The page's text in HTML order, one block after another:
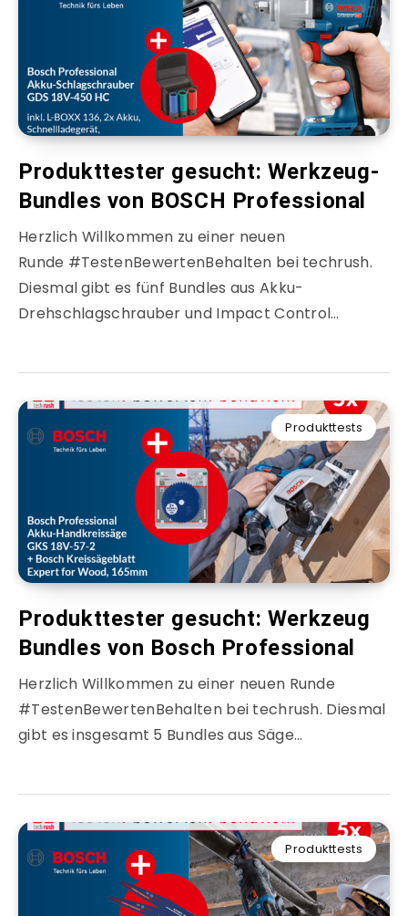
Produkttester gesucht: Werkzeug-
Bundles von BOSCH Professional
Herzlich Willkommen zu einer neuen
Runde #TestenBewertenBehalten bei techrush.
Diesmal gibt es fünf Bundles aus Akku-
Drehschlagschrauber und Impact Control…
Produkttests
Produkttester gesucht: Werkzeug
Bundles von Bosch Professional
Herzlich Willkommen zu einer neuen Runde
#TestenBewertenBehalten bei techrush. Diesmal
gibt es insgesamt 5 Bundles aus Säge…
Produkttests